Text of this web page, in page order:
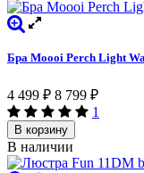
Бра Moooi Perch Light
4 499 ₽ 8 799 ₽
1
В корзину
В наличии